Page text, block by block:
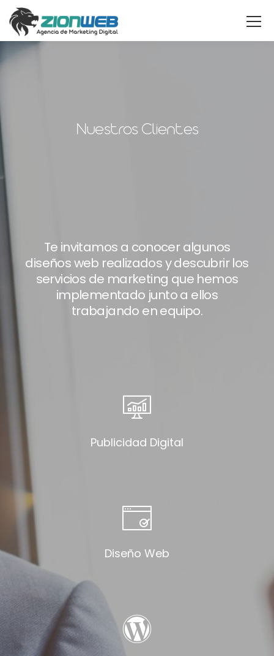
Nuestros Clientes
Te invitamos a conocer algunos
diseños web realizados y descubrir los
servicios de marketing que hemos
implementado junto a ellos
trabajando en equipo.
Publicidad Digital
Diseño Web